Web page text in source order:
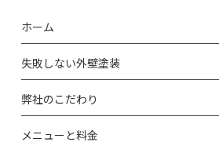
ホーム
失敗しない外壁塗装
弊社のこだわり
メニューと料金